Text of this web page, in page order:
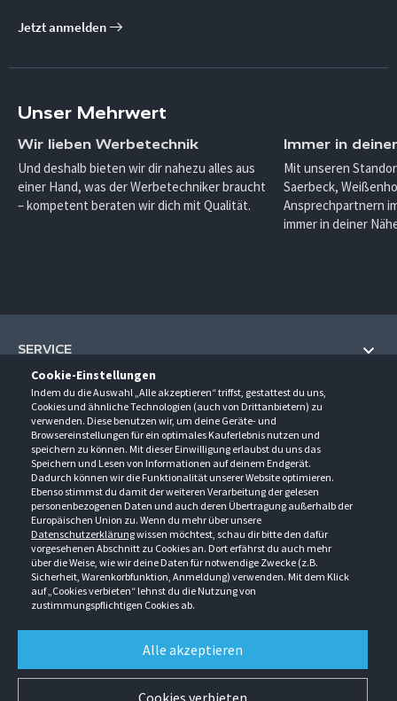
Cookie-Einstellungen
Indem du die Auswahl „Alle akzeptieren“ triffst, gestattest du uns,
Cookies und ähnliche Technologien (auch von Drittanbietern) zu
verwenden. Diese benutzen wir, um deine Geräte- und
Browsereinstellungen für ein optimales Kauferlebnis nutzen und
speichern zu können. Mit dieser Einwilligung erlaubst du uns das
Speichern und Lesen von Informationen auf deinem Endgerät.
Dadurch können wir die Funktionalität unserer Website optimieren.
Ebenso stimmst du damit der weiteren Verarbeitung der gelesen
personenbezogenen Daten und auch deren Übertragung außerhalb der
Europäischen Union zu. Wenn du mehr über unsere
Datenschutzerklärungwissen möchtest, schau dir bitte den dafür
vorgesehenen Abschnitt zu Cookies an. Dort erfährst du auch mehr
über die Weise, wie wir deine Daten für notwendige Zwecke (z.B.
Sicherheit, Warenkorbfunktion, Anmeldung) verwenden. Mit dem Klick
auf „Cookies verbieten“ lehnst du die Nutzung von
zustimmungspflichtigen Cookies ab.
Alle akzeptieren
Cookies verbieten
Jetzt anmelden
Unser Mehrwert
Wir lieben Werbetechnik
Und deshalb bieten wir dir nahezu alles aus
einer Hand, was der Werbetechniker braucht
– kompetent beraten wir dich mit Qualität.
Immer in
Mit unseren
Saerbeck,
Ansprechpartnern
immer in deiner
SERVICE
Hilfe und Information
Fragen und Antworten (FAQ)
Kontakt
Newsletter
Events
Downloads
Kataloge
UNTERNEHMEN
Über uns
Anfahrt
Ansprechpartner
Außendienstbesuch
Jobs & Ausbildung
Retouren/Reklamationen
KONTAKT
Gröner-Schulze GmbH
Sarirstraße 5
12529 Schönefeld
Berlin-Schönefeld: +49 30 68 29 54-0
Saerbeck: +49 2574 88750-0
Weißenhorn: +49 731 3982-0
info@groener-schulze.com
ÖFFNUNGSZEITEN
Montag - Donnerstag
9:00 - 17:00
Freitag
9:00 - 15:00
FOLGE UNS
AGB Datenschutzbestimmungen Impressum
Alle Rechte vorbehalten. © Gröner-Schulze GmbH 2026 Verkauf nur an Unternehmer,